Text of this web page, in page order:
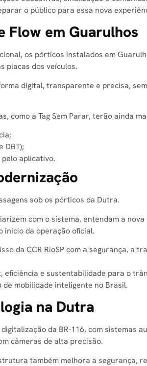
o público para essa nova
Flow em Guarulhos
os pórticos instalados em
placas dos veículos.
digital, transparente e precisa,
como a Tag Sem Parar, terão ainda
DBT);
aplicativo.
sob os pórticos da Dutra.
com o sistema, entendam a
início da operação oficial.
da CCR RioSP com a segurança, a
eficiência e sustentabilidade para o
mobilidade inteligente no Brasil.
na Dutra
da BR-116, com sistemas
câmeras de alta precisão.
também melhora a segurança,